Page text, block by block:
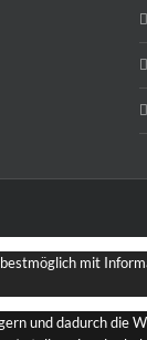
mit
und dadurch die